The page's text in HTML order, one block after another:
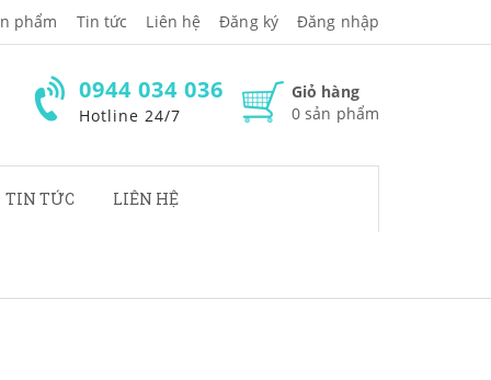
phẩm Tin tức Liên hệ Đăng ký Đăng nhập
Giỏ hàng
0 sản phẩm
0944 034 036
Hotline 24/7
TIN TỨC LIÊN HỆ